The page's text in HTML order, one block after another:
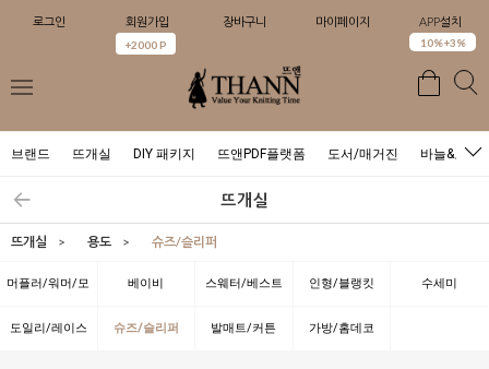
로그인 회원가입
+2000 P
장바구니 마이페이지 APP설치
10%+3%
브랜드 뜨개실 DIY 패키지 뜨앤PDF플랫폼 도서/매거진 바늘&도구
뜨개실
뜨개실 > 용도 > 슈즈/슬리퍼
머플러/워머/모
자
베이비 스웨터/베스트 인형/블랭킷 수세미
도일리/레이스 슈즈/슬리퍼 발매트/커튼 가방/홈데코